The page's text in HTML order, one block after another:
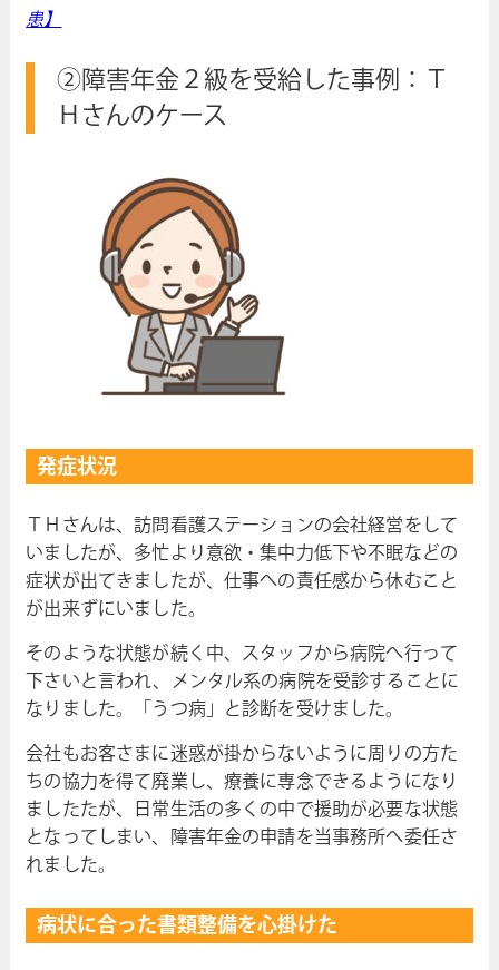
患】
②障害年金２級を受給した事例：Ｔ
Ｈさんのケース
発症状況
ＴＨさんは、訪問看護ステーションの会社経営をして
いましたが、多忙より意欲・集中力低下や不眠などの
症状が出てきましたが、仕事への責任感から休むこと
が出来ずにいました。
そのような状態が続く中、スタッフから病院へ行って
下さいと言われ、メンタル系の病院を受診することに
なりました。「うつ病」と診断を受けました。
会社もお客さまに迷惑が掛からないように周りの方た
ちの協力を得て廃業し、療養に専念できるようになり
ましたたが、日常生活の多くの中で援助が必要な状態
となってしまい、障害年金の申請を当事務所へ委任さ
れました。
病状に合った書類整備を心掛けた